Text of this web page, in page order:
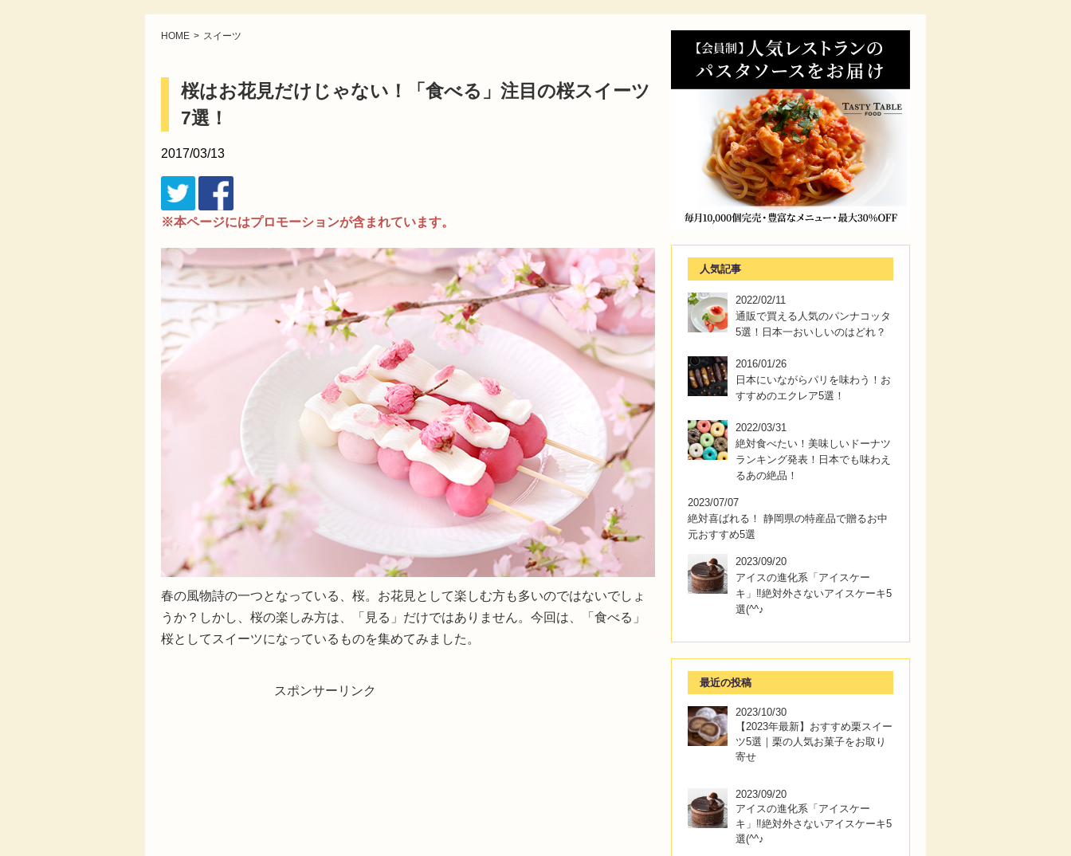
HOME スイーツ
桜はお花見だけじゃない！「食べる」注目の桜スイーツ
7選！
2017/03/13
※本ページにはプロモーションが含まれています。
春の風物詩の一つとなっている、桜。お花見として楽しむ方も多いのではないでしょ
うか？しかし、桜の楽しみ方は、「見る」だけではありません。今回は、「食べる」
桜としてスイーツになっているものを集めてみました。
スポンサーリンク
人気記事
2022/02/11
通販で買える人気のパンナコッタ
5選！日本一おいしいのはどれ？
2016/01/26
日本にいながらパリを味わう！お
すすめのエクレア5選！
2022/03/31
絶対食べたい！美味しいドーナツ
ランキング発表！日本でも味わえ
るあの絶品！
2023/07/07
絶対喜ばれる！ 静岡県の特産品で贈るお中
元おすすめ5選
2023/09/20
アイスの進化系「アイスケー
キ」‼絶対外さないアイスケーキ5
選(^^♪
最近の投稿
2023/10/30
【2023年最新】おすすめ栗スイー
ツ5選｜栗の人気お菓子をお取り
寄せ
2023/09/20
アイスの進化系「アイスケー
キ」‼絶対外さないアイスケーキ5
選(^^♪